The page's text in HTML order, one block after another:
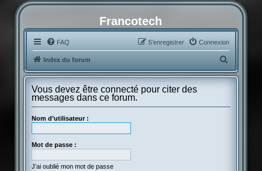
Francotech
FAQ Connexion
S’enregistrer
Index du forum
e
Vous devez être connecté pour citer des
messages dans ce forum.
Nom d’utilisateur :
Mot de passe :
J’ai oublié mon mot de passe